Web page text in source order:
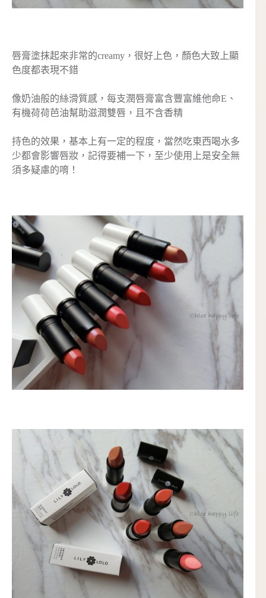
唇膏塗抹起來非常的creamy，很好上色，顏色大致上顯
色度都表現不錯
像奶油般的絲滑質感，每支潤唇膏富含豐富維他命E、
有機荷荷芭油幫助滋潤雙唇，且不含香精
持色的效果，基本上有一定的程度，當然吃東西喝水多
少都會影響唇妝，記得要補一下，至少使用上是安全無
須多疑慮的唷！